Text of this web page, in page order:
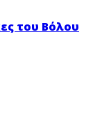
του Βόλου